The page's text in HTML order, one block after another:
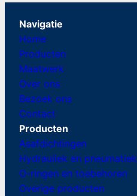
Navigatie
Home
Producten
Maatwerk
Over ons
Bezoek ons
Contact
Producten
Asafdichtingen
Hydrauliek en pneumatiek
O-ringen en toebehoren
Overige producten